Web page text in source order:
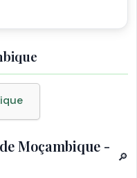
Moçambique -
🔎